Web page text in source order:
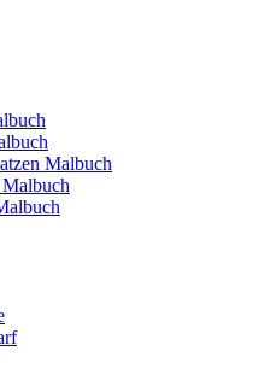
Malbuch